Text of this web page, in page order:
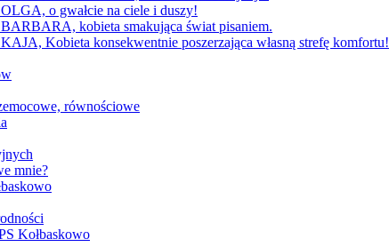
o gwałcie na ciele i duszy!
kobieta smakująca świat pisaniem.
Kobieta konsekwentnie poszerzająca własną strefę komfortu!
równościowe
mnie?
Kołbaskowo